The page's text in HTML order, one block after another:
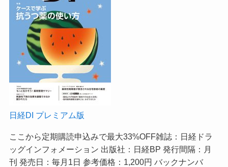
日経DI プレミアム版
ここから定期購読申込みで最大33%OFF雑誌：日経ドラ
ッグインフォメーション 出版社：日経BP 発行間隔：月
刊 発売日：毎月1日 参考価格：1,200円 バックナンバ